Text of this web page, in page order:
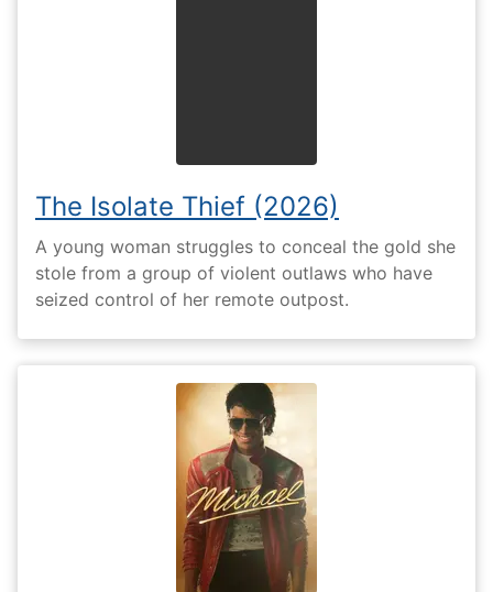
The Isolate Thief (2026)
A young woman struggles to conceal the gold she
stole from a group of violent outlaws who have
seized control of her remote outpost.